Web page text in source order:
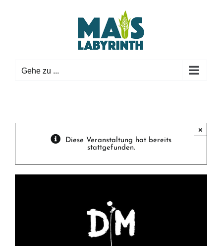
Gehe zu ...
Diese Veranstaltung hat bereits
stattgefunden.
×